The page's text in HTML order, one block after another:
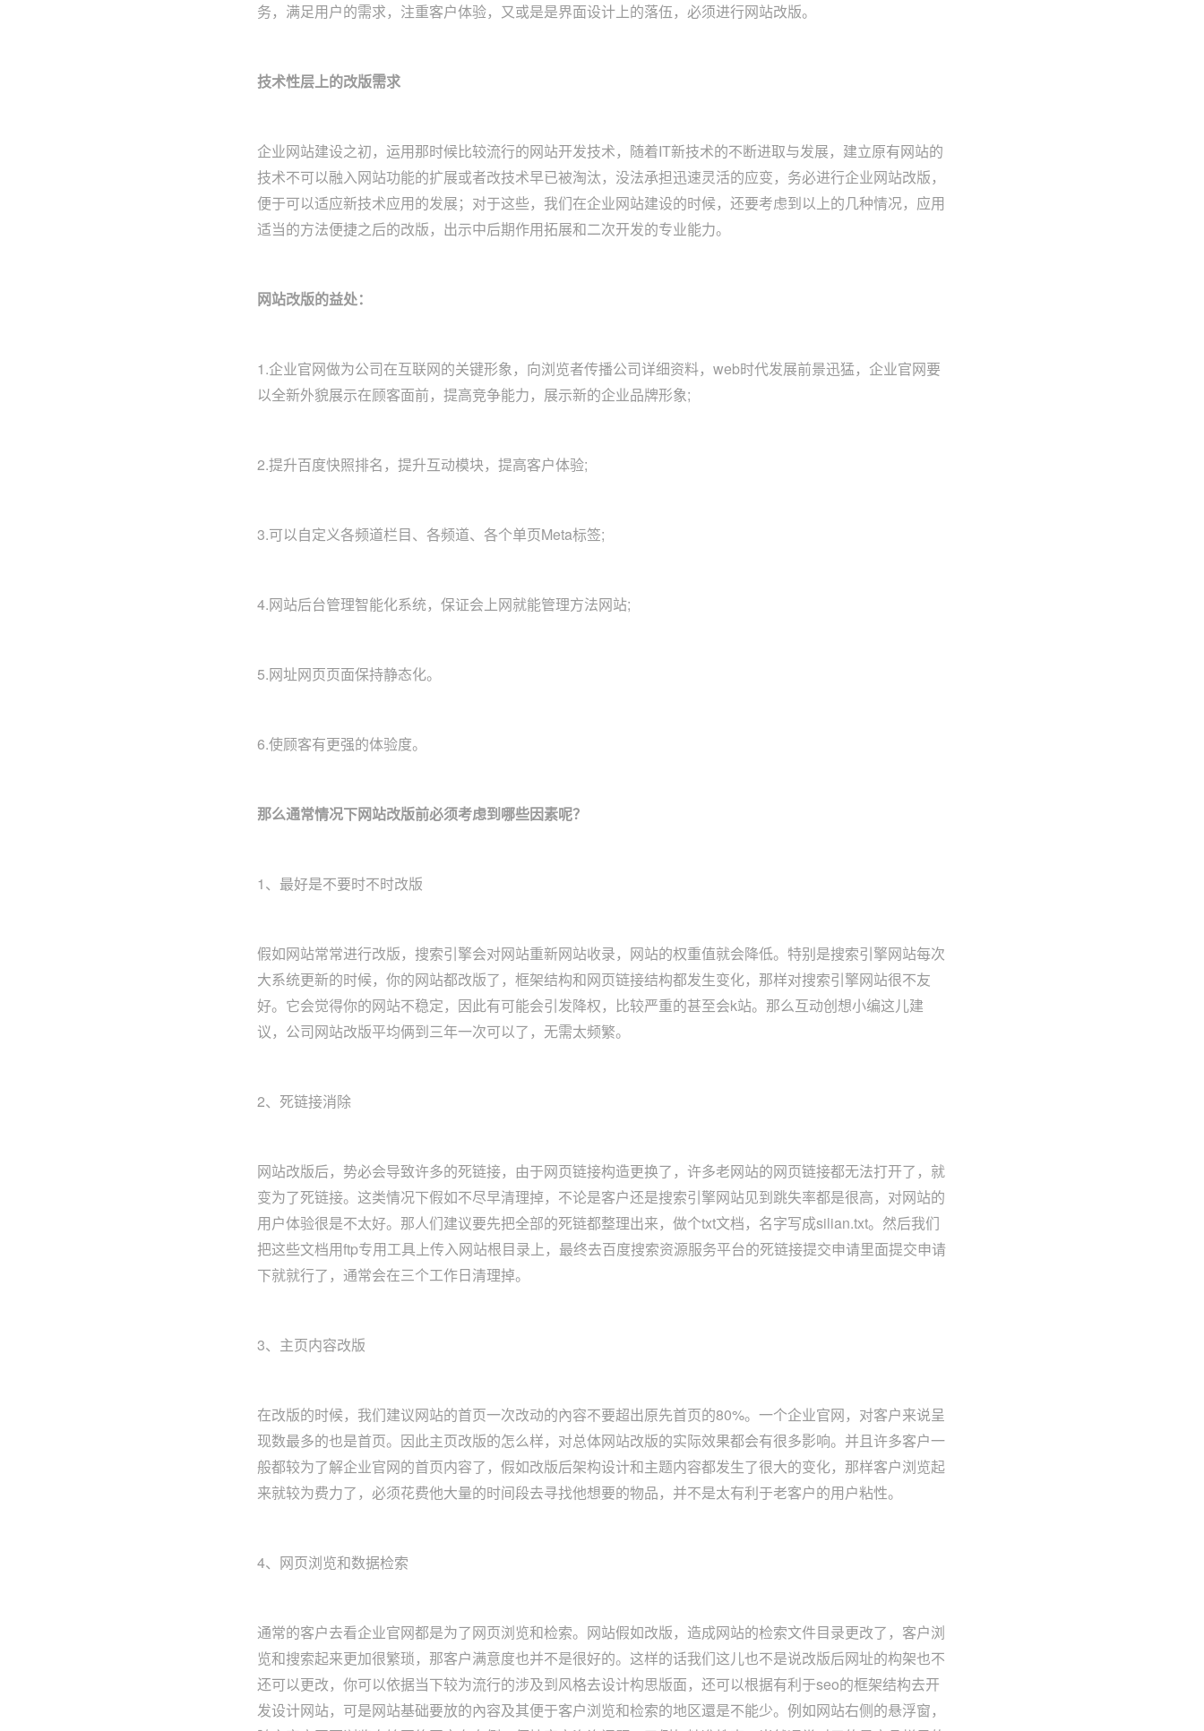
务，满足用户的需求，注重客户体验，又或是是界面设计上的落伍，必须进行网站改版。
技术性层上的改版需求
企业网站建设之初，运用那时候比较流行的网站开发技术，随着IT新技术的不断进取与发展，建立原有网站的
技术不可以融入网站功能的扩展或者改技术早已被淘汰，没法承担迅速灵活的应变，务必进行企业网站改版，
便于可以适应新技术应用的发展；对于这些，我们在企业网站建设的时候，还要考虑到以上的几种情况，应用
适当的方法便捷之后的改版，出示中后期作用拓展和二次开发的专业能力。
网站改版的益处：
1.企业官网做为公司在互联网的关键形象，向浏览者传播公司详细资料，web时代发展前景迅猛，企业官网要
以全新外貌展示在顾客面前，提高竞争能力，展示新的企业品牌形象;
2.提升百度快照排名，提升互动模块，提高客户体验;
3.可以自定义各频道栏目、各频道、各个单页Meta标签;
4.网站后台管理智能化系统，保证会上网就能管理方法网站;
5.网址网页页面保持静态化。
6.使顾客有更强的体验度。
那么通常情况下网站改版前必须考虑到哪些因素呢？
1、最好是不要时不时改版
假如网站常常进行改版，搜索引擎会对网站重新网站收录，网站的权重值就会降低。特别是搜索引擎网站每次
大系统更新的时候，你的网站都改版了，框架结构和网页链接结构都发生变化，那样对搜索引擎网站很不友
好。它会觉得你的网站不稳定，因此有可能会引发降权，比较严重的甚至会k站。那么互动创想小编这儿建
议，公司网站改版平均俩到三年一次可以了，无需太频繁。
2、死链接消除
网站改版后，势必会导致许多的死链接，由于网页链接构造更换了，许多老网站的网页链接都无法打开了，就
变为了死链接。这类情况下假如不尽早清理掉，不论是客户还是搜索引擎网站见到跳失率都是很高，对网站的
用户体验很是不太好。那人们建议要先把全部的死链都整理出来，做个txt文档，名字写成silian.txt。然后我们
把这些文档用ftp专用工具上传入网站根目录上，最终去百度搜索资源服务平台的死链接提交申请里面提交申请
下就就行了，通常会在三个工作日清理掉。
3、主页内容改版
在改版的时候，我们建议网站的首页一次改动的內容不要超出原先首页的80%。一个企业官网，对客户来说呈
现数最多的也是首页。因此主页改版的怎么样，对总体网站改版的实际效果都会有很多影响。并且许多客户一
般都较为了解企业官网的首页内容了，假如改版后架构设计和主题内容都发生了很大的变化，那样客户浏览起
来就较为费力了，必须花费他大量的时间段去寻找他想要的物品，并不是太有利于老客户的用户粘性。
4、网页浏览和数据检索
通常的客户去看企业官网都是为了网页浏览和检索。网站假如改版，造成网站的检索文件目录更改了，客户浏
览和搜索起来更加很繁琐，那客户满意度也并不是很好的。这样的话我们这儿也不是说改版后网址的构架也不
还可以更改，你可以依据当下较为流行的涉及到风格去设计构思版面，还可以根据有利于seo的框架结构去开
发设计网站，可是网站基础要放的內容及其便于客户浏览和检索的地区還是不能少。例如网站右侧的悬浮窗，